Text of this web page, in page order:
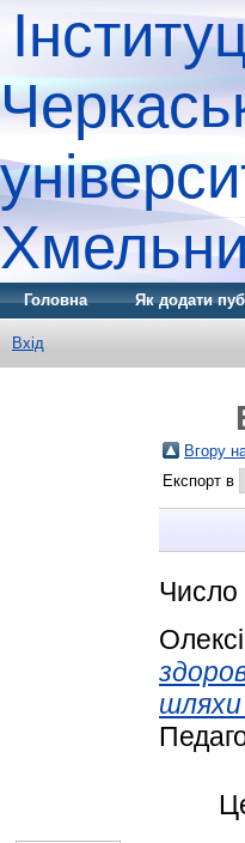
Головна Як додати
Вхід
Вгору
Експорт в
Число
шляхи